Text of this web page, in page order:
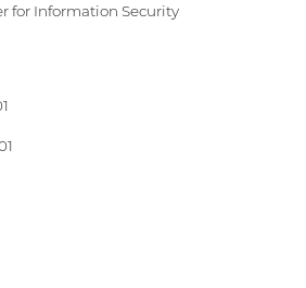
for Information Security